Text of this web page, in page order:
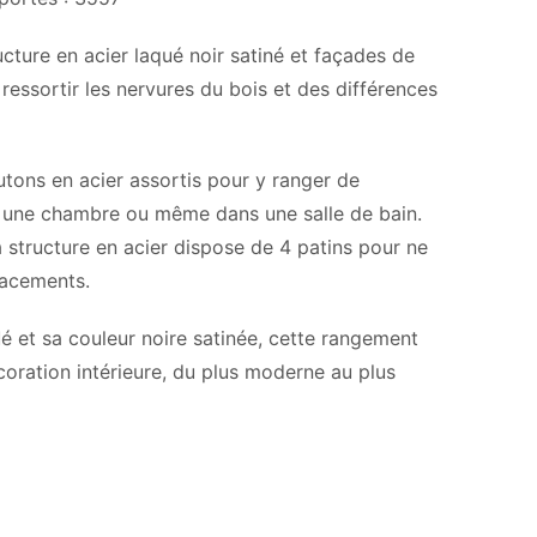
en acier laqué noir satiné et façades de
les nervures du bois et des différences
en acier assortis pour y ranger de
chambre ou même dans une salle de bain.
en acier dispose de 4 patins pour ne
et sa couleur noire satinée, cette rangement
intérieure, du plus moderne au plus